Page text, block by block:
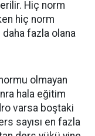
Hiç norm
hiç norm
daha fazla olana
olmayan
hala eğitim
varsa boştaki
sayısı en fazla